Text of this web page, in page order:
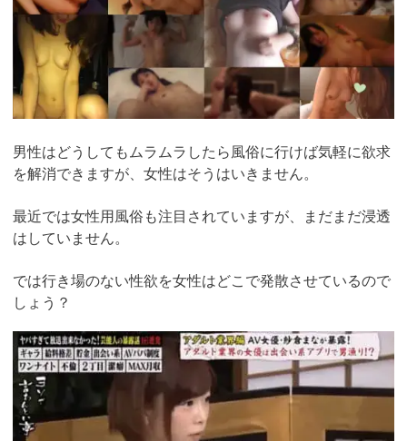
男性はどうしてもムラムラしたら風俗に行けば気軽に欲求
を解消できますが、女性はそうはいきません。
最近では女性用風俗も注目されていますが、まだまだ浸透
はしていません。
では行き場のない性欲を女性はどこで発散させているので
しょう？
https://pcmax.jp/lp/?
ad_id=rm307152